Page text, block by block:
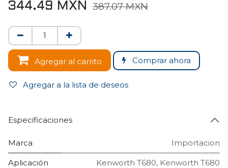
344.49 MXN 387.07MXN
Agregar al carrito Comprar ahora
Agregar a la lista de deseos
Especificaciones
Marca Importacion
Aplicación Kenworth T680, Kenworth T680